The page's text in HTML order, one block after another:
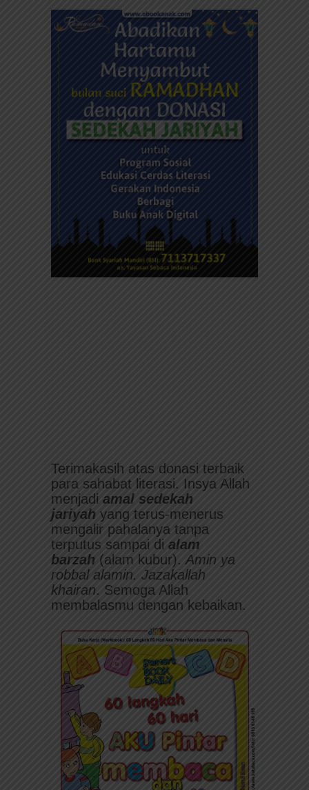
Terimakasih atas donasi terbaik
para sahabat literasi. Insya Allah
menjadi amal sedekah
jariyah yang terus-menerus
mengalir pahalanya tanpa
terputus sampai di alam
barzah (alam kubur). Amin ya
robbal alamin. Jazakallah
khairan. Semoga Allah
membalasmu dengan kebaikan.